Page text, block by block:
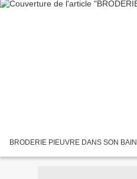
BRODERIE PIEUVRE DANS SON BAIN